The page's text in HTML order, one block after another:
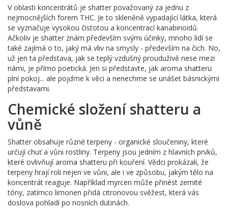
V oblasti koncentrátů je shatter považovaný za jednu z
nejmocnějších forem THC. Je to skleněně vypadající látka, která
se vyznačuje vysokou čistotou a koncentrací kanabinoidů.
Ačkoliv je shatter znám především svými účinky, mnoho lidí se
také zajímá o to, jaký má vliv na smysly - především na čich. No,
už jen ta představa, jak se teplý vzdušný prouduživě nese mezi
námi, je přímo poetická. Jen si představte, jak aroma shatteru
plní pokoj... ale pojďme k věci a nenechme se unášet básnickými
představami.
Chemické složení shatteru a
vůně
Shatter obsahuje různé terpeny - organické sloučeniny, které
určují chuť a vůni rostliny. Terpeny jsou jedním z hlavních prvků,
které ovlivňují aroma shatteru při kouření. Vědci prokázali, že
terpeny hrají roli nejen ve vůni, ale i ve způsobu, jakým tělo na
koncentrát reaguje. Například myrcen může přinést zemité
tóny, zatímco limonen přidá citronovou svěžest, která vás
doslova pohladí po nosních dutinách.